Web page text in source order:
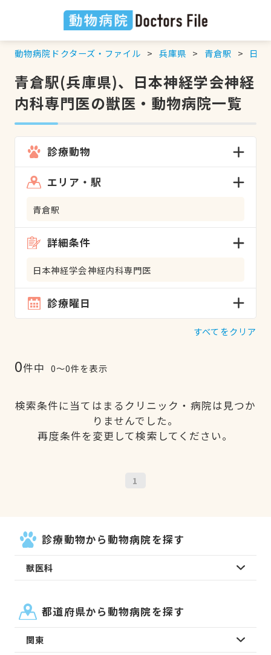
動物病院ドクターズ・ファイル 兵庫県 青倉駅 日本
青倉駅(兵庫県)、日本神経学会神経
内科専門医の獣医・動物病院一覧
診療動物
エリア・駅
青倉駅
詳細条件
日本神経学会神経内科専門医
診療曜日
すべてをクリア
0件中 0〜0件を表示
検索条件に当てはまるクリニック・病院は見つか
りませんでした。
再度条件を変更して検索してください。
1
診療動物から動物病院を探す
獣医科
都道府県から動物病院を探す
関東